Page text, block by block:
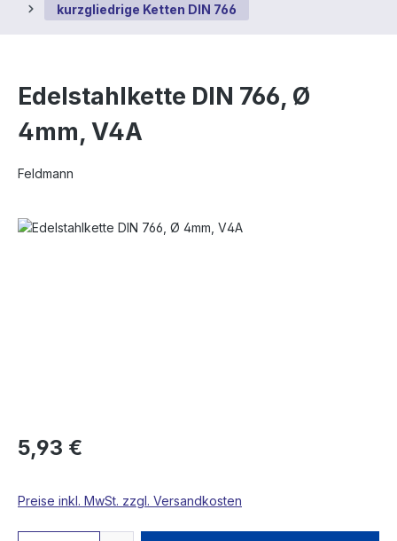
kurzgliedrige Ketten DIN 766
Edelstahlkette DIN 766, Ø
4mm, V4A
Feldmann
Bildergalerie überspringen
5,93 €
Preise inkl. MwSt. zzgl. Versandkosten